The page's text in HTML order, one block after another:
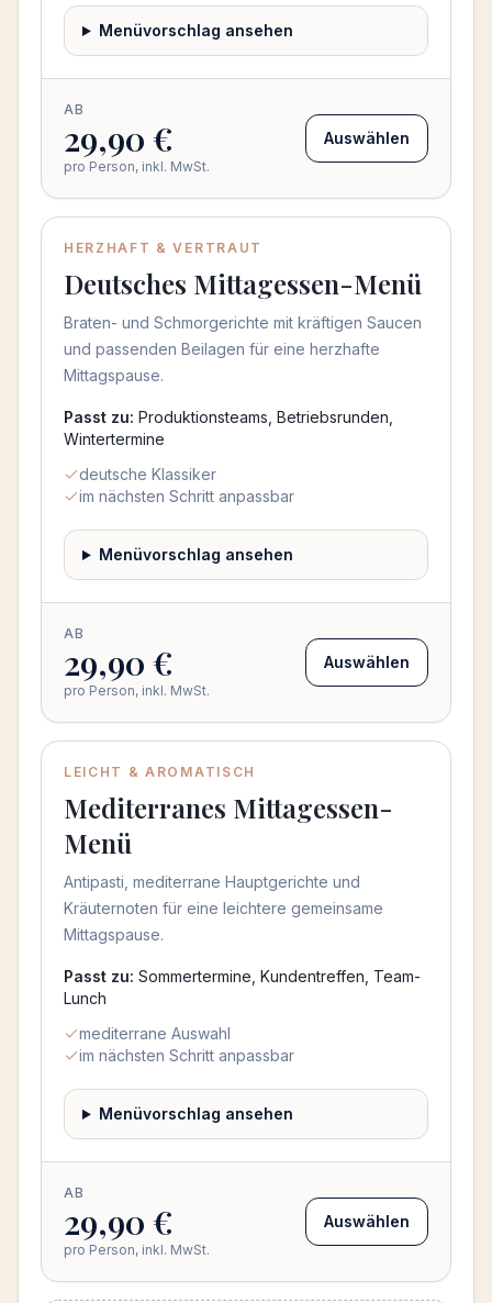
Menüvorschlag ansehen
AB
29,90 €
pro Person, inkl. MwSt.
Auswählen
HERZHAFT & VERTRAUT
Deutsches Mittagessen-Menü
Braten- und Schmorgerichte mit kräftigen Saucen
und passenden Beilagen für eine herzhafte
Mittagspause.
Passt zu: Produktionsteams, Betriebsrunden,
Wintertermine
deutsche Klassiker
im nächsten Schritt anpassbar
Menüvorschlag ansehen
AB
29,90 €
pro Person, inkl. MwSt.
Auswählen
LEICHT & AROMATISCH
Mediterranes Mittagessen-
Menü
Antipasti, mediterrane Hauptgerichte und
Kräuternoten für eine leichtere gemeinsame
Mittagspause.
Passt zu: Sommertermine, Kundentreffen, Team-
Lunch
mediterrane Auswahl
im nächsten Schritt anpassbar
Menüvorschlag ansehen
AB
29,90 €
pro Person, inkl. MwSt.
Auswählen